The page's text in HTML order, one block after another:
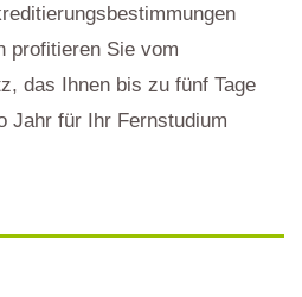
profitieren Sie vom
das Ihnen bis zu fünf Tage
Jahr für Ihr Fernstudium